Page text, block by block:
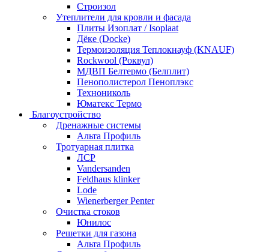
Строизол
Утеплители для кровли и фасада
Плиты Изоплат / Isoplaat
Дёке (Docke)
Термоизоляция Теплокнауф (KNAUF)
Rockwool (Роквул)
МДВП Белтермо (Белплит)
Пенополистерол Пеноплэкс
Технониколь
Юматекс Термо
Благоустройство
Дренажные системы
Альта Профиль
Тротуарная плитка
ЛСР
Vandersanden
Feldhaus klinker
Lode
Wienerberger Penter
Очистка стоков
Юнилос
Решетки для газона
Альта Профиль